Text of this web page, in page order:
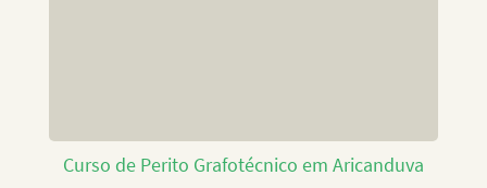
Curso de Perito Grafotécnico em Aricanduva